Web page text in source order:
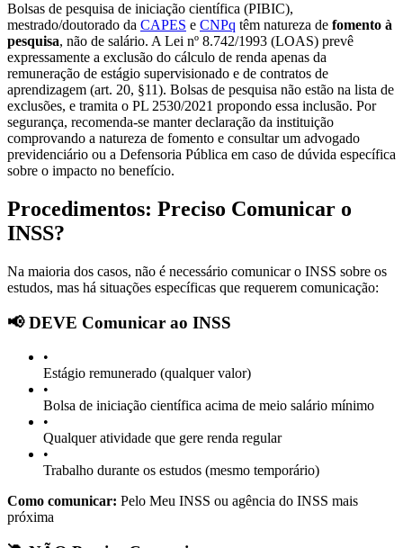
Bolsas de pesquisa de iniciação científica (PIBIC),
mestrado/doutorado da CAPES e CNPq têm natureza de fomento à
pesquisa, não de salário. A Lei nº 8.742/1993 (LOAS) prevê
expressamente a exclusão do cálculo de renda apenas da
remuneração de estágio supervisionado e de contratos de
aprendizagem (art. 20, §11). Bolsas de pesquisa não estão na lista de
exclusões, e tramita o PL 2530/2021 propondo essa inclusão. Por
segurança, recomenda-se manter declaração da instituição
comprovando a natureza de fomento e consultar um advogado
previdenciário ou a Defensoria Pública em caso de dúvida específica
sobre o impacto no benefício.
Procedimentos: Preciso Comunicar o
INSS?
Na maioria dos casos, não é necessário comunicar o INSS sobre os
estudos, mas há situações específicas que requerem comunicação:
📢 DEVE Comunicar ao INSS
•
Estágio remunerado (qualquer valor)
•
Bolsa de iniciação científica acima de meio salário mínimo
•
Qualquer atividade que gere renda regular
•
Trabalho durante os estudos (mesmo temporário)
Como comunicar: Pelo Meu INSS ou agência do INSS mais
próxima